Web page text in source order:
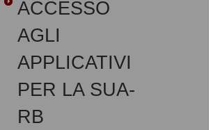
ACCESSO
AGLI
APPLICATIVI
PER LA SUA-
RB